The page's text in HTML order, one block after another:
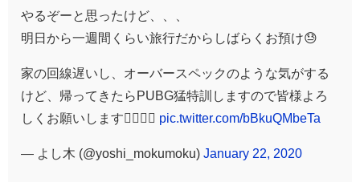
やるぞーと思ったけど、、、
明日から一週間くらい旅行だからしばらくお預け😓
家の回線遅いし、オーバースペックのような気がする
けど、帰ってきたらPUBG猛特訓しますので皆様よろ
しくお願いします🙇‍♂️🙇‍♂️ pic.twitter.com/bBkuQMbeTa
— よし木 (@yoshi_mokumoku) January 22, 2020